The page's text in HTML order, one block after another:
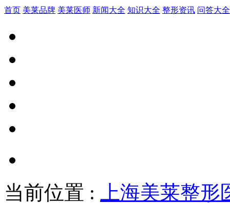
首页 美莱品牌 美莱医师 新闻大全 知识大全 整形资讯 问答大全
当前位置 : 上海美莱整形